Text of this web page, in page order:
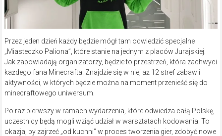
Przez jeden dzień każdy będzie mógł tam odwiedzić specjalne
„Miasteczko Paliona”, które stanie na jednym z placów Jurajskiej.
Jak zapowiadają organizatorzy, będzie to przestrzeń, która zachwyci
każdego fana Minecrafta. Znajdzie się w niej aż 12 stref zabaw i
aktywności, w których będzie można na moment przenieść się do
minecraftowego uniwersum.
Po raz pierwszy w ramach wydarzenia, które odwiedza całą Polskę,
uczestnicy będą mogli wziąć udział w warsztatach kodowania. To
okazja, by zajrzeć „od kuchni” w proces tworzenia gier, zdobyć nowe